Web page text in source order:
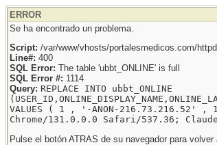
ERROR
Se ha encontrado un problema.
Script: /var/www/vhosts/portalesmedicos.com/
Line#: 400
SQL Error: The table 'ubbt_ONLINE' is full
SQL Error #: 1114
Query: REPLACE INTO ubbt_ONLINE
VALUES ( 1 , '-ANON-
Chrome/131.0.0.0 Safari/537.36;
Pulse el botón ATRAS de su navegador para volver